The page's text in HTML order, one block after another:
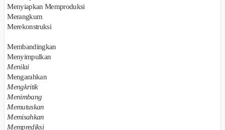
Menyiapkan Memproduksi
Merangkum
Merekonstruksi
Membandingkan
Menyimpulkan
Menilai
Mengarahkan
Mengkritik
Menimbang
Memutuskan
Memisahkan
Memprediksi